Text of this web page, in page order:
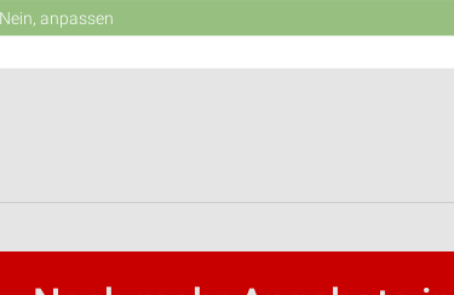
Angebote für Trier
Nein, anpassen